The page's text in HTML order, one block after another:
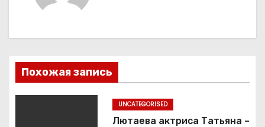
з
а
Похожая запись
UNCATEGORISED
Лютаева актриса Татьяна –